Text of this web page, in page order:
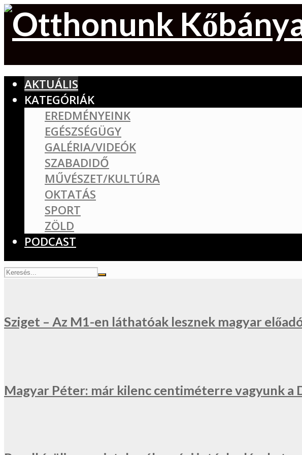
AKTUÁLIS
KATEGÓRIÁK
EREDMÉNYEINK
EGÉSZSÉGÜGY
GALÉRIA/VIDEÓK
SZABADIDŐ
MŰVÉSZET/KULTÚRA
OKTATÁS
SPORT
ZÖLD
PODCAST
Sziget – Az M1-en láthatóak lesznek magyar
Magyar Péter: már kilenc centiméterre vagyunk a